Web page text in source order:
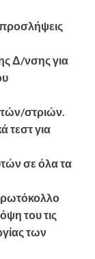
προσλήψεις
Δ/νσης για
στριών.
τεστ για
σε όλα τα
του τις
των